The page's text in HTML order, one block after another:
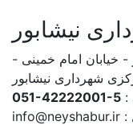
نیشابور
خیابان امام خمینی -
شهرداری نیشابور
:
051-42222001-5
:
info@neyshabur.ir